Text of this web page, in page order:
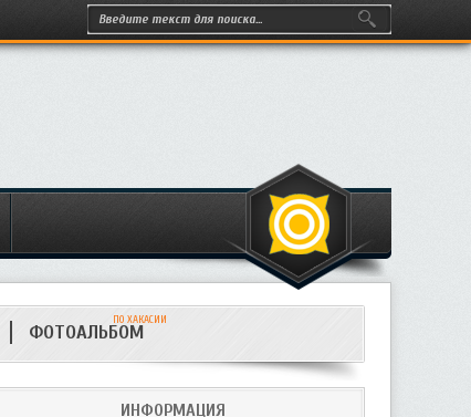
ФОТОАЛЬБОМ
ПО ХАКАСИИ
ИНФОРМАЦИЯ